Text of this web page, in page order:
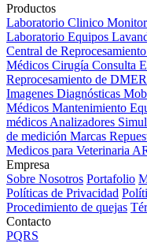
Productos
Laboratorio Clinico
Laboratorio Equipos
Central de
Médicos Cirugía Consulta
Reprocesamiento de
Imagenes Diagnósticas
Médicos Mantenimiento
médicos Analizadores
de medición Marcas
Medicos para Veterinaria
Empresa
Sobre Nosotros Portafolio
Políticas de Privacidad
Procedimiento de quejas
Contacto
PQRS